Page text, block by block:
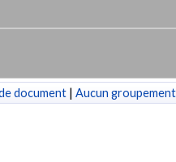
document | Aucun groupement